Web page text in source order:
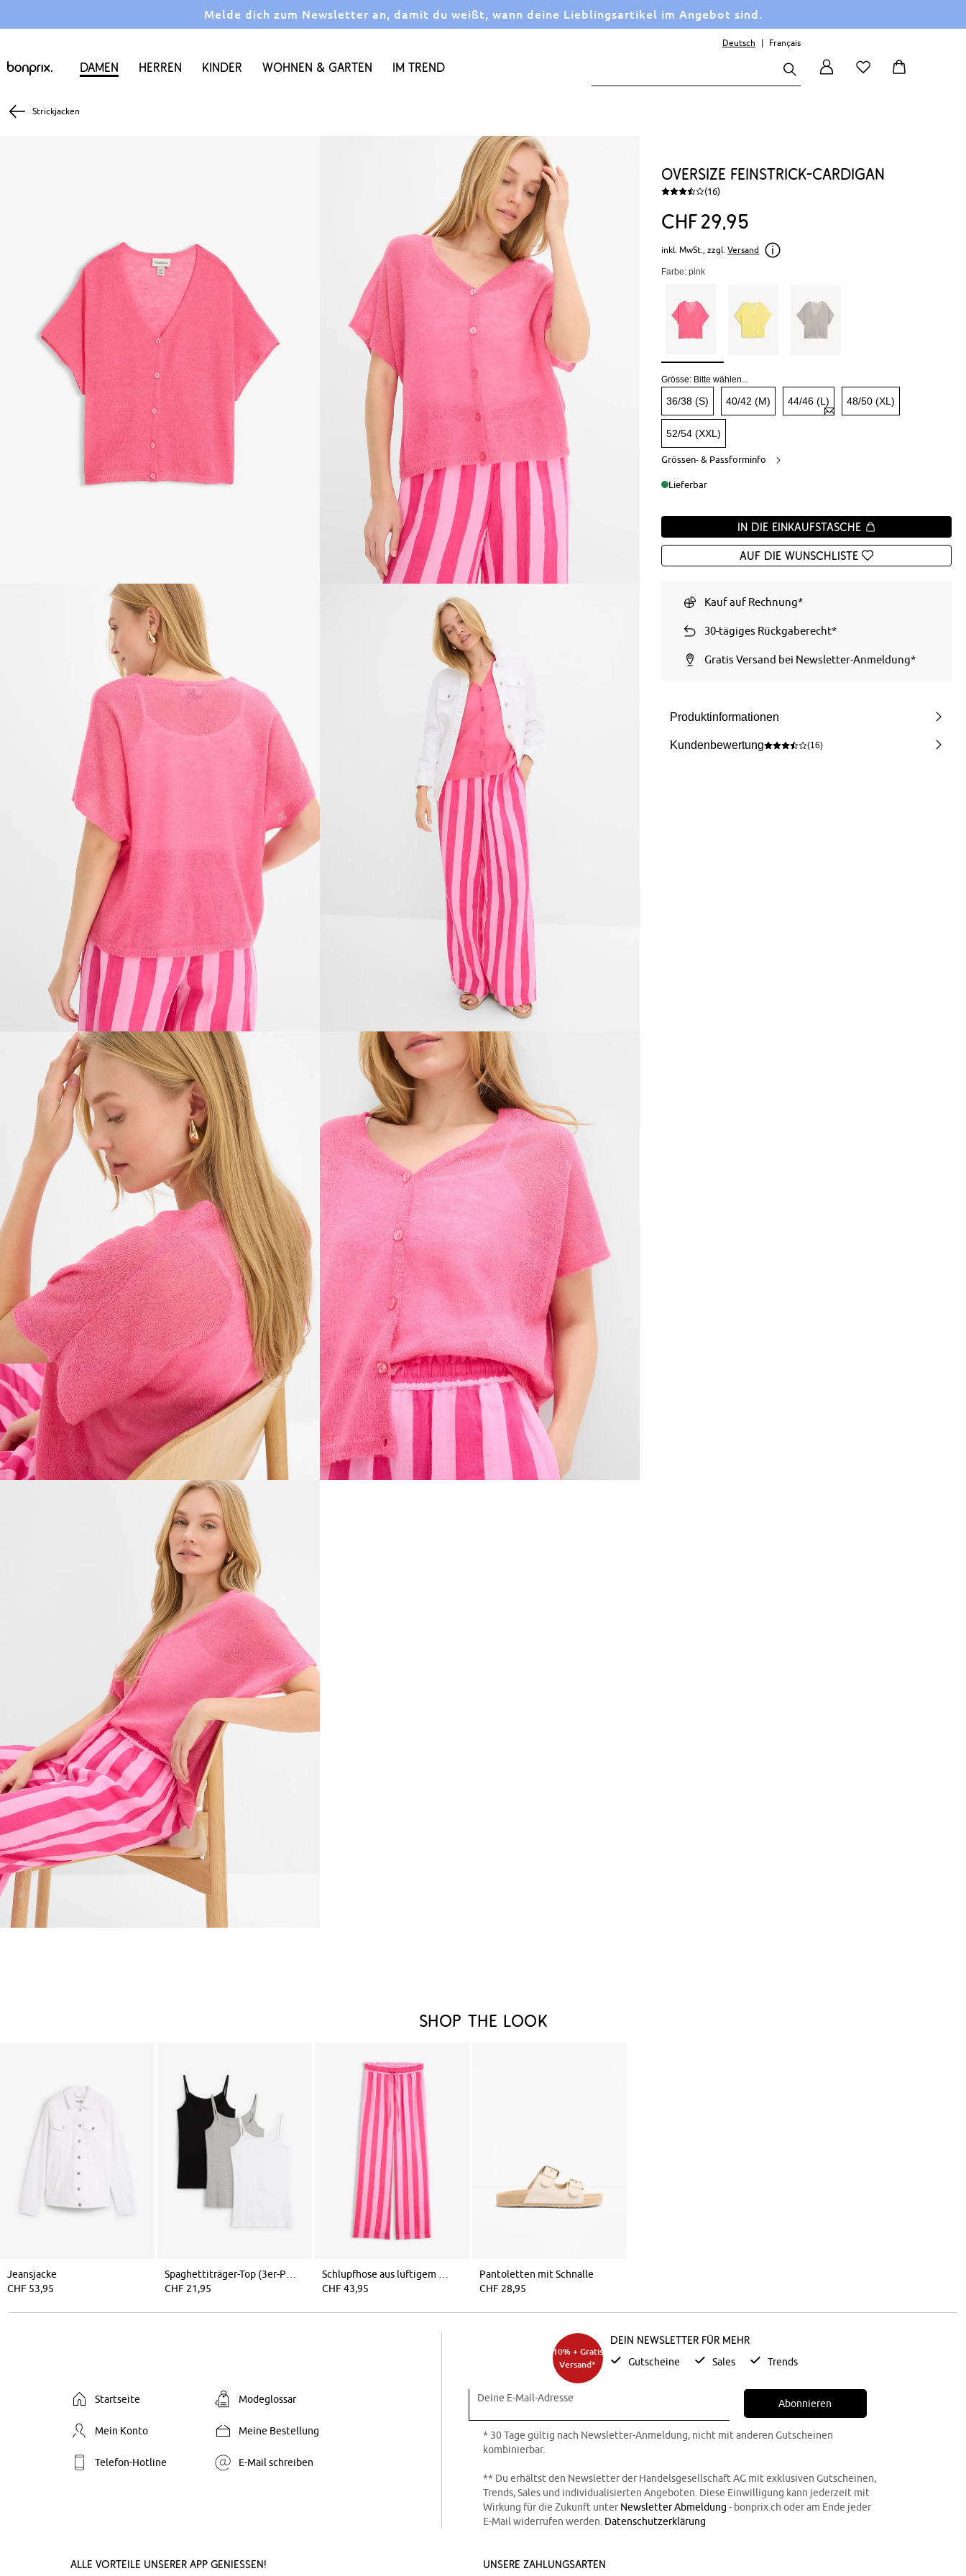
Melde dich zum Newsletter an, damit du weißt, wann deine Lieblingsartikel im Angebot sind.
Damen Herren Kinder Wohnen & Garten Im Trend
Deutsch Français
Strickjacken
Oversize Feinstrick-Cardigan
(16)
CHF29 95
inkl. MwSt., zzgl. Versand
Farbe: pink
Grösse: Bitte wählen...
36/38 (S) 40/42 (M) 44/46 (L) 48/50 (XL)
52/54 (XXL)
Grössen- & Passforminfo
Lieferbar
In die Einkaufstasche
Auf die Wunschliste
Kauf auf Rechnung*
30-tägiges Rückgaberecht*
Gratis Versand bei Newsletter-Anmeldung*
Produktinformationen
Kundenbewertung (16)
Shop the look
Jeansjacke
CHF 53,95
CHF 21,95
CHF 43,95
Pantoletten mit Schnalle
CHF 28,95
Startseite Modeglossar
Mein Konto Meine Bestellung
Telefon-Hotline E-Mail schreiben
10% + Gratis
Versand*
Dein Newsletter für mehr
Gutscheine Sales Trends
Deine E-Mail-Adresse Abonnieren
* 30 Tage gültig nach Newsletter-Anmeldung, nicht mit anderen Gutscheinen
kombinierbar.
** Du erhältst den Newsletter der Handelsgesellschaft AG mit exklusiven Gutscheinen,
Trends, Sales und individualisierten Angeboten. Diese Einwilligung kann jederzeit mit
Wirkung für die Zukunft unterNewsletter Abmeldung - bonprix.ch oder am Ende jeder
E-Mail widerrufen werden. Datenschutzerklärung
Alle Vorteile unserer App genießen! Unsere Zahlungsarten